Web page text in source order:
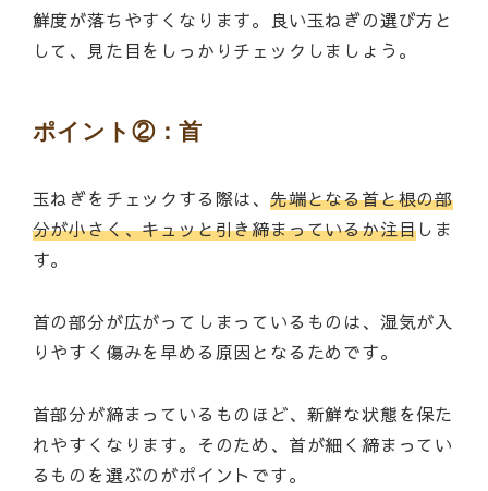
鮮度が落ちやすくなります。良い玉ねぎの選び方と
して、見た目をしっかりチェックしましょう。
ポイント②：首
玉ねぎをチェックする際は、 先端となる首と根の部
分が小さく、キュッと引き締まっているか注目しま
す。
首の部分が広がってしまっているものは、湿気が入
りやすく傷みを早める原因となるためです。
首部分が締まっているものほど、新鮮な状態を保た
れやすくなります。そのため、首が細く締まってい
るものを選ぶのがポイントです。